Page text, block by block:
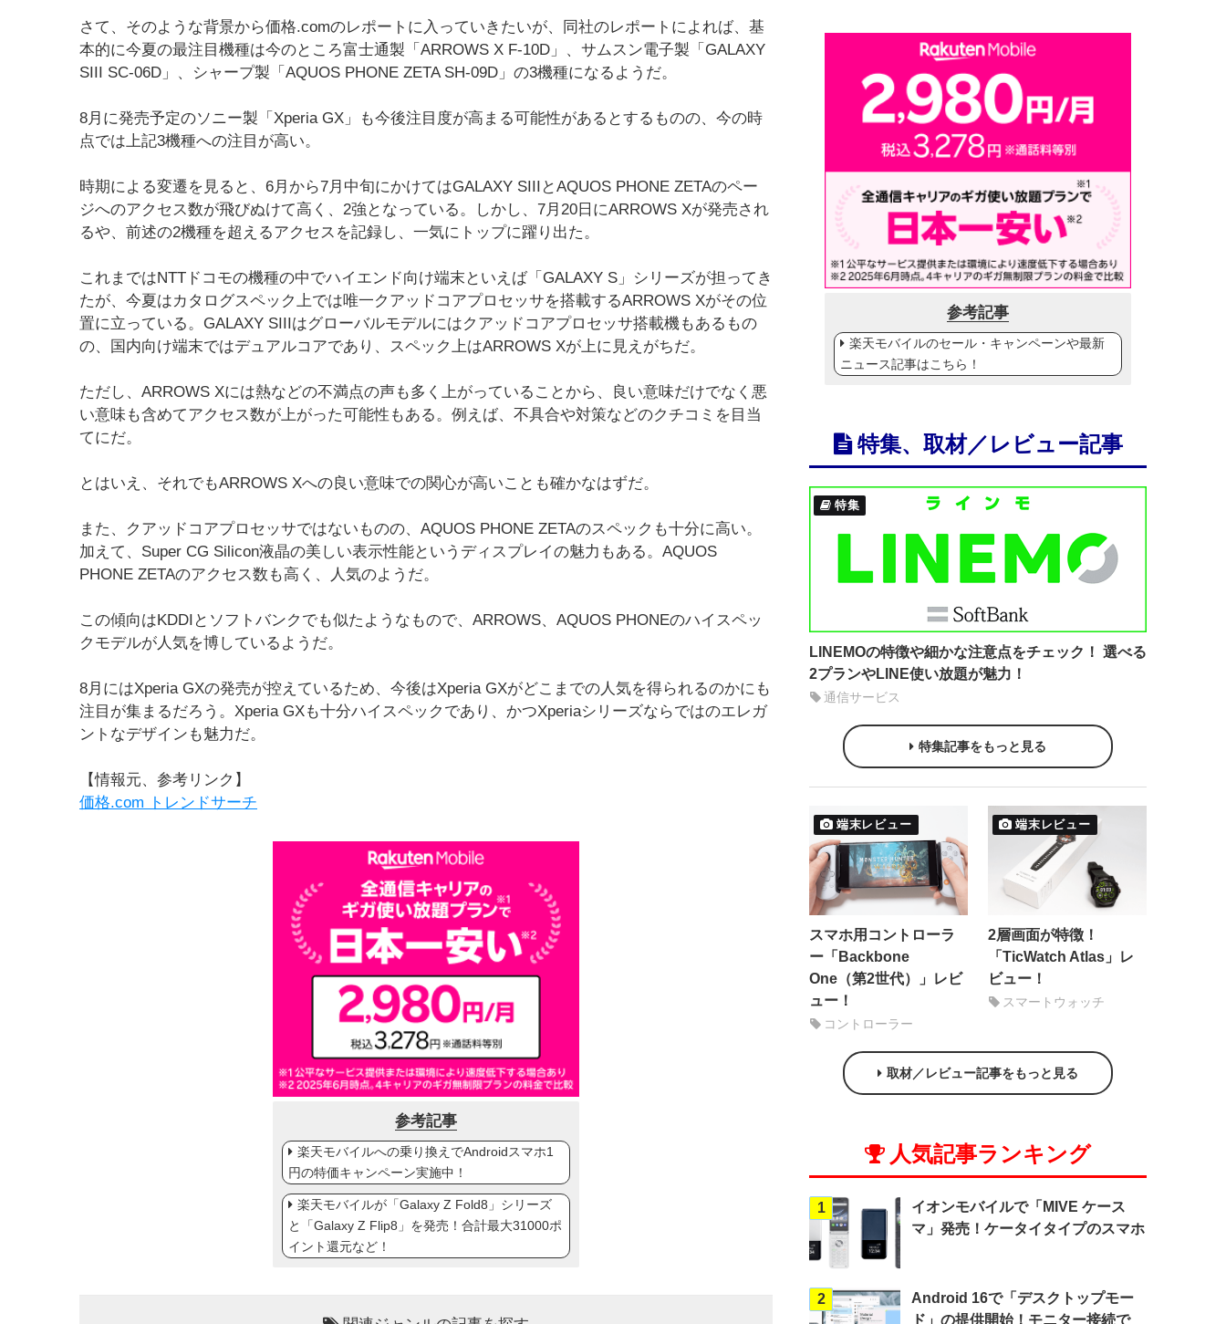
さて、そのような背景から価格.comのレポートに入っていきたいが、同社のレポートによれば、基
本的に今夏の最注目機種は今のところ富士通製「ARROWS X F-10D」、サムスン電子製「GALAXY
SIII SC-06D」、シャープ製「AQUOS PHONE ZETA SH-09D」の3機種になるようだ。
8月に発売予定のソニー製「Xperia GX」も今後注目度が高まる可能性があるとするものの、今の時
点では上記3機種への注目が高い。
時期による変遷を見ると、6月から7月中旬にかけてはGALAXY SIIIとAQUOS PHONE ZETAのペー
ジへのアクセス数が飛びぬけて高く、2強となっている。しかし、7月20日にARROWS Xが発売され
るや、前述の2機種を超えるアクセスを記録し、一気にトップに躍り出た。
これまではNTTドコモの機種の中でハイエンド向け端末といえば「GALAXY S」シリーズが担ってき
たが、今夏はカタログスペック上では唯一クアッドコアプロセッサを搭載するARROWS Xがその位
置に立っている。GALAXY SIIIはグローバルモデルにはクアッドコアプロセッサ搭載機もあるもの
の、国内向け端末ではデュアルコアであり、スペック上はARROWS Xが上に見えがちだ。
ただし、ARROWS Xには熱などの不満点の声も多く上がっていることから、良い意味だけでなく悪
い意味も含めてアクセス数が上がった可能性もある。例えば、不具合や対策などのクチコミを目当
てにだ。
とはいえ、それでもARROWS Xへの良い意味での関心が高いことも確かなはずだ。
また、クアッドコアプロセッサではないものの、AQUOS PHONE ZETAのスペックも十分に高い。
加えて、Super CG Silicon液晶の美しい表示性能というディスプレイの魅力もある。AQUOS
PHONE ZETAのアクセス数も高く、人気のようだ。
この傾向はKDDIとソフトバンクでも似たようなもので、ARROWS、AQUOS PHONEのハイスペッ
クモデルが人気を博しているようだ。
8月にはXperia GXの発売が控えているため、今後はXperia GXがどこまでの人気を得られるのかにも
注目が集まるだろう。Xperia GXも十分ハイスペックであり、かつXperiaシリーズならではのエレガ
ントなデザインも魅力だ。
【情報元、参考リンク】
価格.com トレンドサーチ
参考記事
楽天モバイルへの乗り換えでAndroidスマホ1
円の特価キャンペーン実施中！
楽天モバイルが「Galaxy Z Fold8」シリーズ
と「Galaxy Z Flip8」を発売！合計最大31000ポ
イント還元など！
参考記事
楽天モバイルのセール・キャンペーンや最新
ニュース記事はこちら！
特集、取材／レビュー記事
特集
LINEMOの特徴や細かな注意点をチェック！ 選べる
2プランやLINE使い放題が魅力！
通信サービス
特集記事をもっと見る
端末レビュー
スマホ用コントローラ
ー「Backbone
One（第2世代）」レビ
ュー！
コントローラー
端末レビュー
2層画面が特徴！
「TicWatch Atlas」レ
ビュー！
スマートウォッチ
取材／レビュー記事をもっと見る
人気記事ランキング
1
イオンモバイルで「MIVE ケース
マ」発売！ケータイタイプのスマホ
2
Android 16で「デスクトップモー
ド」の提供開始！モニター接続で